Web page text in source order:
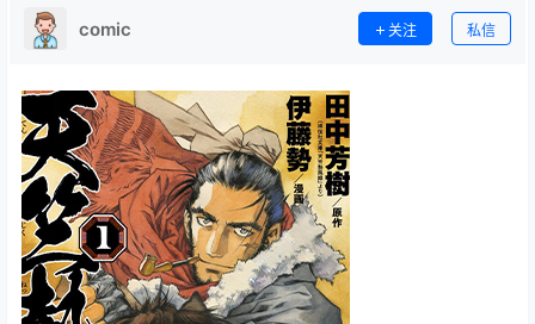
comic 关注 私信